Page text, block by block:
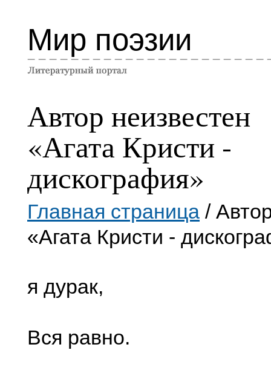
Мир поэзии
Автор неизвестен
«Агата Кристи -
дискография»
Главная страница /
«Агата Кристи -
я дурак,
Вся равно.